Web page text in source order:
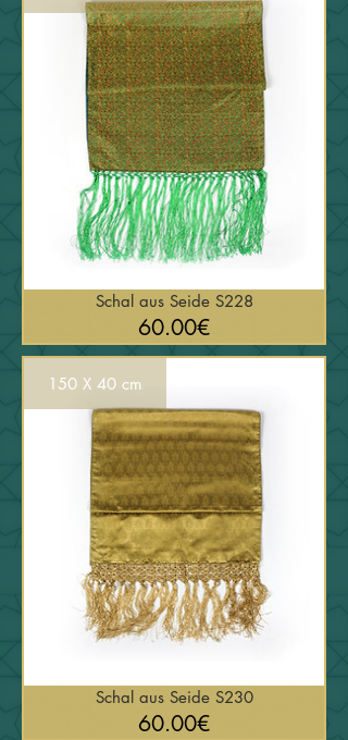
Schal aus Seide S228
60.00€السعر
150 X 40 cm
Schal aus Seide S230
60.00€السعر